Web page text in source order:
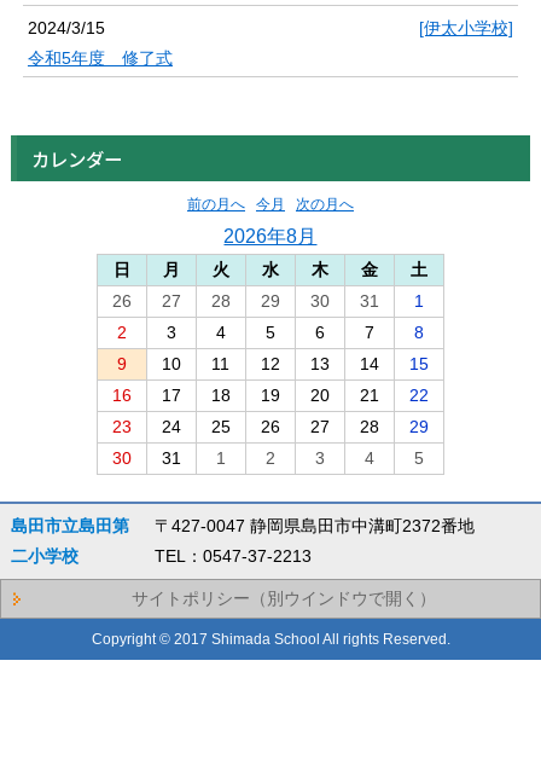
2024/3/15
[伊太小学校]
令和5年度 修了式
カレンダー
前の月へ 今月 次の月へ
2026年8月
日 月 火 水 木 金
土
26
27 28 29 30 31
1
2
3 4 5 6 7
8
9
10 11 12 13 14
15
16
17 18 19 20 21
22
23
24 25 26 27 28
29
30
31 1 2 3 4 5
島田市立島田第
二小学校
〒427-0047 静岡県島田市中溝町2372番地
TEL：0547-37-2213
サイトポリシー（別ウインドウで開く）
Copyright © 2017 Shimada School All rights Reserved.